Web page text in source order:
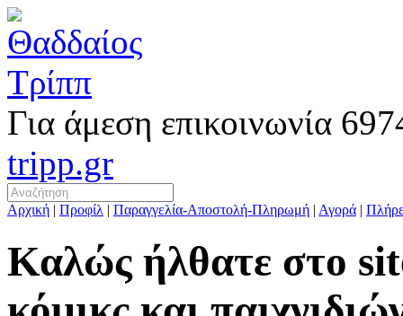
Για άμεση επικοινωνία
tripp.gr
Αρχική | Προφίλ | Παραγγελία-Αποστολή-Πληρωμή | Αγορά |
Καλώς ήλθατε στο